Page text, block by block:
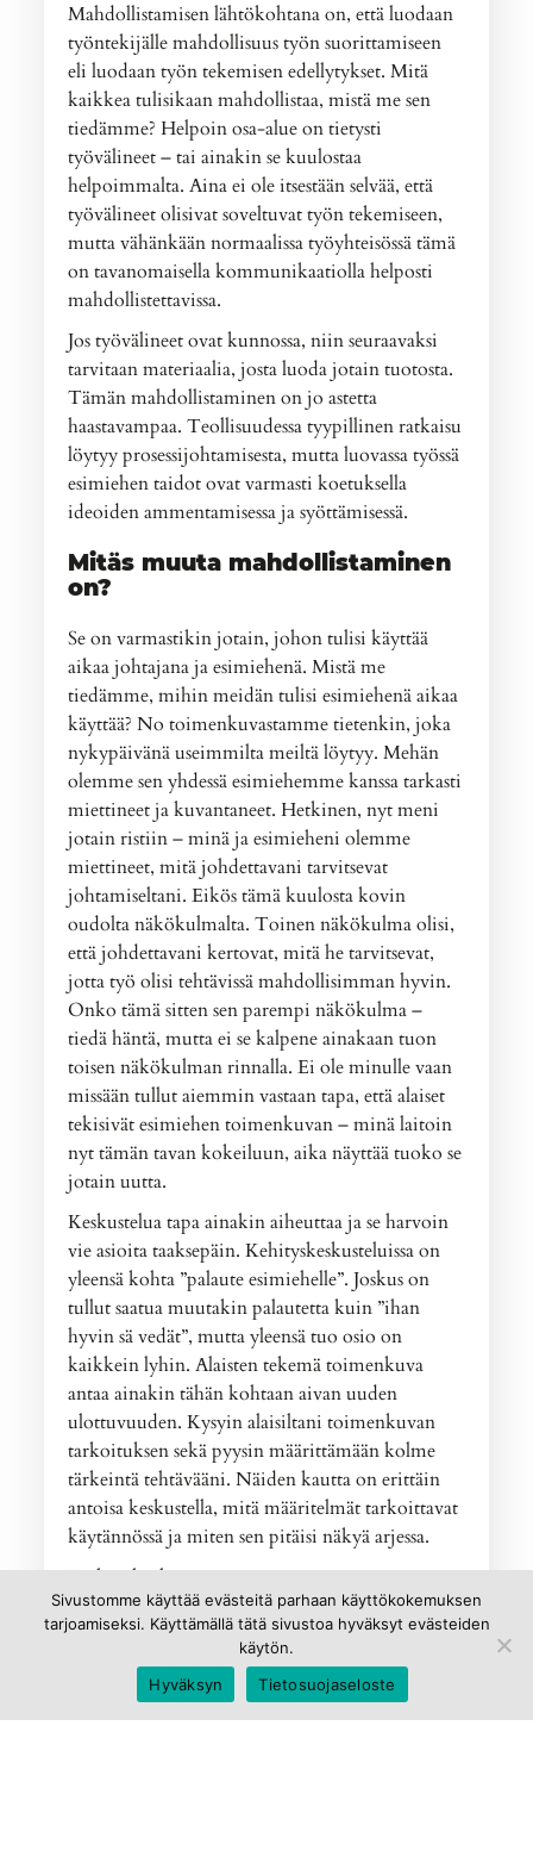
Mahdollistamisen lähtökohtana on, että luodaan
työntekijälle mahdollisuus työn suorittamiseen
eli luodaan työn tekemisen edellytykset. Mitä
kaikkea tulisikaan mahdollistaa, mistä me sen
tiedämme? Helpoin osa-alue on tietysti
työvälineet – tai ainakin se kuulostaa
helpoimmalta. Aina ei ole itsestään selvää, että
työvälineet olisivat soveltuvat työn tekemiseen,
mutta vähänkään normaalissa työyhteisössä tämä
on tavanomaisella kommunikaatiolla helposti
mahdollistettavissa.
Jos työvälineet ovat kunnossa, niin seuraavaksi
tarvitaan materiaalia, josta luoda jotain tuotosta.
Tämän mahdollistaminen on jo astetta
haastavampaa. Teollisuudessa tyypillinen ratkaisu
löytyy prosessijohtamisesta, mutta luovassa työssä
esimiehen taidot ovat varmasti koetuksella
ideoiden ammentamisessa ja syöttämisessä.
Mitäs muuta mahdollistaminen
on?
Se on varmastikin jotain, johon tulisi käyttää
aikaa johtajana ja esimiehenä. Mistä me
tiedämme, mihin meidän tulisi esimiehenä aikaa
käyttää? No toimenkuvastamme tietenkin, joka
nykypäivänä useimmilta meiltä löytyy. Mehän
olemme sen yhdessä esimiehemme kanssa tarkasti
miettineet ja kuvantaneet. Hetkinen, nyt meni
jotain ristiin – minä ja esimieheni olemme
miettineet, mitä johdettavani tarvitsevat
johtamiseltani. Eikös tämä kuulosta kovin
oudolta näkökulmalta. Toinen näkökulma olisi,
että johdettavani kertovat, mitä he tarvitsevat,
jotta työ olisi tehtävissä mahdollisimman hyvin.
Onko tämä sitten sen parempi näkökulma –
tiedä häntä, mutta ei se kalpene ainakaan tuon
toisen näkökulman rinnalla. Ei ole minulle vaan
missään tullut aiemmin vastaan tapa, että alaiset
tekisivät esimiehen toimenkuvan – minä laitoin
nyt tämän tavan kokeiluun, aika näyttää tuoko se
jotain uutta.
Keskustelua tapa ainakin aiheuttaa ja se harvoin
vie asioita taaksepäin. Kehityskeskusteluissa on
yleensä kohta ”palaute esimiehelle”. Joskus on
tullut saatua muutakin palautetta kuin ”ihan
hyvin sä vedät”, mutta yleensä tuo osio on
kaikkein lyhin. Alaisten tekemä toimenkuva
antaa ainakin tähän kohtaan aivan uuden
ulottuvuuden. Kysyin alaisiltani toimenkuvan
tarkoituksen sekä pyysin määrittämään kolme
tärkeintä tehtävääni. Näiden kautta on erittäin
antoisa keskustella, mitä määritelmät tarkoittavat
käytännössä ja miten sen pitäisi näkyä arjessa.
Vaihtoehtohan on tietysti näyttää
powerpointiltakin, että enablership on nyt
leadershipissä cool, eiköhän me etabloida tämä
meidän prosesseihin ja jalkauteta läpi
organisaation. Joo, hyvä idea – laitetaan se
TIPpiin!
Sivustomme käyttää evästeitä parhaan käyttökokemuksen
tarjoamiseksi. Käyttämällä tätä sivustoa hyväksyt evästeiden
käytön.
Hyväksyn
Tietosuojaseloste